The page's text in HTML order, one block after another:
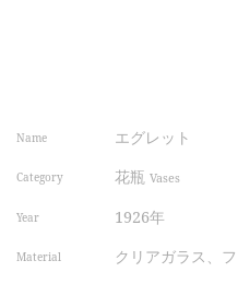
Name エグレット
Category 花瓶 Vases
Year 1926年
Material クリアガラス、